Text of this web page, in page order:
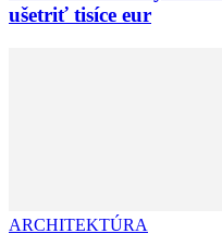
ušetriť tisíce eur
ARCHITEKTÚRA